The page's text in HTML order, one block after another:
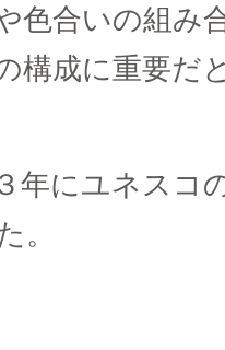
色合いの組み
構成に重要だ
年にユネスコ
。